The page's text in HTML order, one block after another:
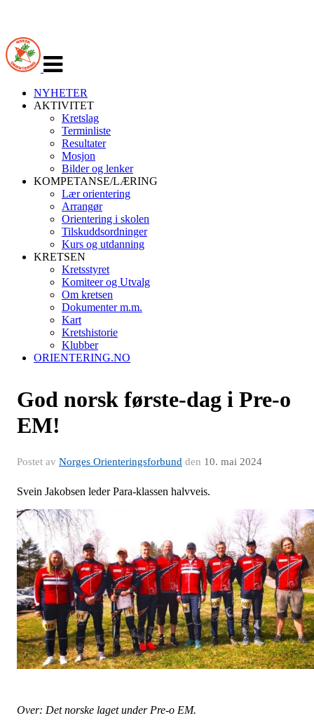
navigasjon
NYHETER
AKTIVITET
Kretslag
Terminliste
Resultater
Mosjon
Bilder og lenker
KOMPETANSE/LÆRING
Lær orientering
Arrangør
Orientering i skolen
Tilskuddsordninger
Kurs og utdanning
KRETSEN
Kretsstyret
Komiteer og Utvalg
Om kretsen
Dokumenter m.m.
Kart
Kretshistorie
Klubber
ORIENTERING.NO
God norsk første-dag i Pre-o
EM!
Postet av Norges Orienteringsforbund den 10. mai 2024
Svein Jakobsen leder Para-klassen halvveis.
Over: Det norske laget under Pre-o EM.